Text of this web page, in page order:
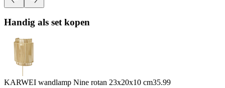
Handig als set kopen
KARWEI wandlamp Nine rotan 23x20x10 cm35.99